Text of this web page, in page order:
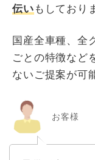
伝い もしており
国産全車種、全
ごとの特徴など
ないご提案が可
お客様